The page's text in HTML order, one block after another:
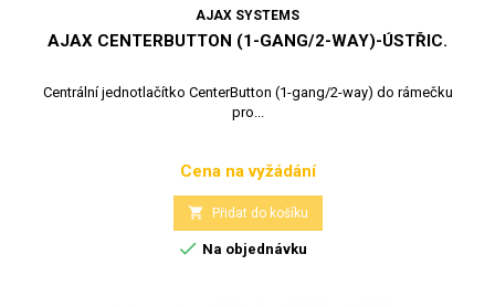
AJAX SYSTEMS
AJAX CENTERBUTTON (1-GANG/2-WAY)-ÚSTŘIC.
Centrální jednotlačítko CenterButton (1-gang/2-way) do rámečku
pro...
Cena
Cena na vyžádání
 Přidat do košíku
 Na objednávku